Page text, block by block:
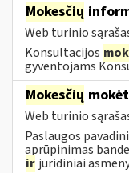
Mokesčių
Web turinio
Konsultacijos
gyventojams
Mokesčių
Web turinio
Paslaugos
aprūpinimas
ir juridiniai